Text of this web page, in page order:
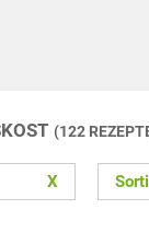
(122
X